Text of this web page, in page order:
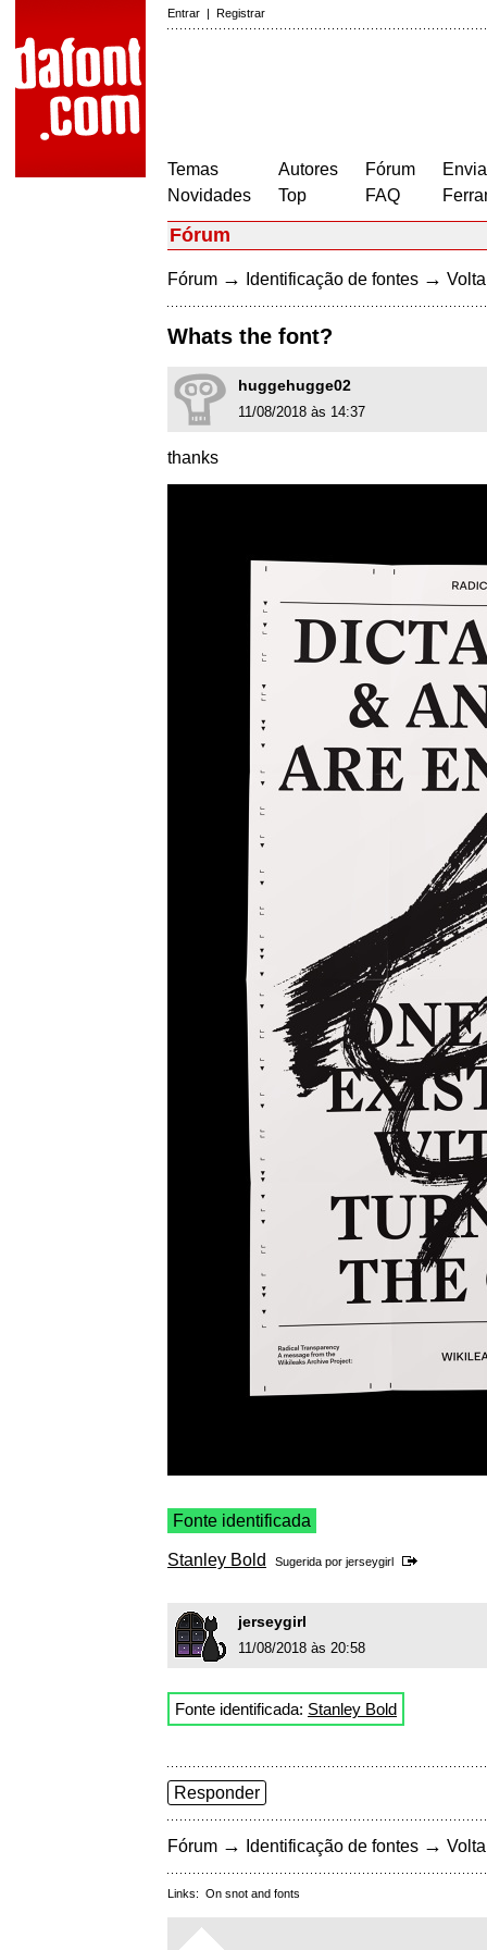
Entrar | Registrar
Temas
Novidades
Autores
Top
Fórum
FAQ
Fórum
Fórum → Identificação de fontes →
Whats the font?
huggehugge02
11/08/2018 às 14:37
thanks
Fonte identificada
Stanley Bold Sugerida por jerseygirl
jerseygirl
11/08/2018 às 20:58
Fonte identificada: Stanley Bold
Responder
Fórum → Identificação de fontes →
Links: On snot and fonts